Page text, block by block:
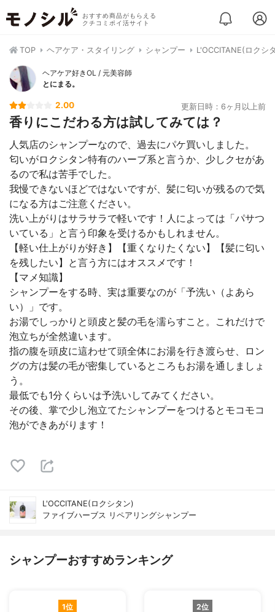
おすすめ商品がもらえる
クチコミポイ活サイト
TOP ヘアケア・スタイリング シャンプー L'OCCITANE(ロクシ
ヘアケア好きOL / 元美容師
とにまる。
2.00 更新日時：6ヶ月以上前
香りにこだわる方は試してみては？
人気店のシャンプーなので、過去にパケ買いしました。
匂いがロクシタン特有のハーブ系と言うか、少しクセがあ
るので私は苦手でした。
我慢できないほどではないですが、髪に匂いが残るので気
になる方はご注意ください。
洗い上がりはサラサラで軽いです！人によっては「パサつ
いている」と言う印象を受けるかもしれません。
【軽い仕上がりが好き】【重くなりたくない】【髪に匂い
を残したい】と言う方にはオススメです！
【マメ知識】
シャンプーをする時、実は重要なのが「予洗い（よあら
い）」です。
お湯でしっかりと頭皮と髪の毛を濡らすこと。これだけで
泡立ちが全然違います。
指の腹を頭皮に這わせて頭全体にお湯を行き渡らせ、ロン
グの方は髪の毛が密集しているところもお湯を通しましょ
う。
最低でも1分くらいは予洗いしてみてください。
その後、掌で少し泡立てたシャンプーをつけるとモコモコ
泡ができあがります！
L'OCCITANE(ロクシタン)
ファイブハーブス リペアリングシャンプー
シャンプーおすすめランキング
1位 2位